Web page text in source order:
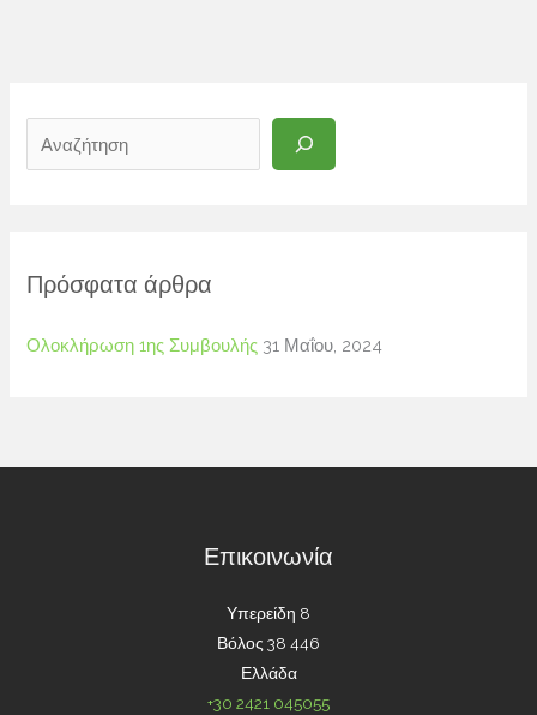
α
τ
σ
Πρόσφατα άρθρα
Ολοκλήρωση 1ης Συμβουλής 31 Μαΐου, 2024
Επικοινωνία
Υπερείδη 8
Βόλος 38 446
Ελλάδα
+30 2421 045055